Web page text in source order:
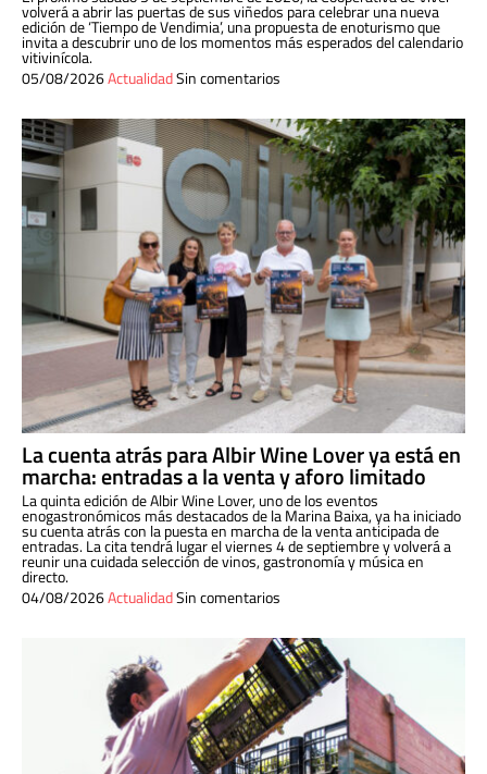
volverá a abrir las puertas de sus viñedos para celebrar una nueva
edición de ‘Tiempo de Vendimia’, una propuesta de enoturismo que
invita a descubrir uno de los momentos más esperados del calendario
vitivinícola.
05/08/2026ActualidadSin comentarios
La cuenta atrás para Albir Wine Lover ya está en
marcha: entradas a la venta y aforo limitado
La quinta edición de Albir Wine Lover, uno de los eventos
enogastronómicos más destacados de la Marina Baixa, ya ha iniciado
su cuenta atrás con la puesta en marcha de la venta anticipada de
entradas. La cita tendrá lugar el viernes 4 de septiembre y volverá a
reunir una cuidada selección de vinos, gastronomía y música en
directo.
04/08/2026ActualidadSin comentarios